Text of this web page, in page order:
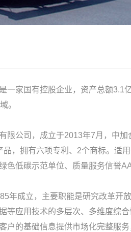
一家国有控股企业，资产总额3.1
。
限公司，成立于2013年7月，中
，拥有六项专利、2个商标。适
色低碳示范单位、质量服务信誉
年成立，主要职能是研究改革开
等应用技术的多层次、多维度综
户的基础信息提供市场化完整服